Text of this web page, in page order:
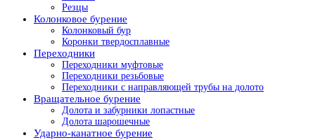
Резцы
Колонковое бурение
Колонковый бур
Коронки твердосплавные
Переходники
Переходники муфтовые
Переходники резьбовые
Переходники с направляющей трубы на долото
Вращательное бурение
Долота и забурники лопастные
Долота шарошечные
Ударно-канатное бурение